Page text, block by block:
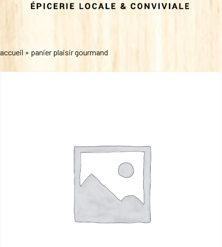
accueil » panier plaisir gourmand